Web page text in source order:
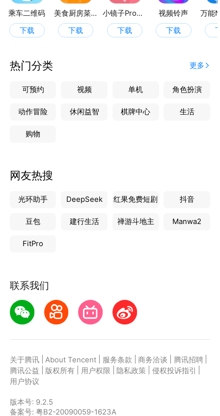
乘车二维码
下载
美食厨房菜谱
下载
小镜子Pro美妆自拍
下载
视频铃声
下载
热门分类 更多
可预约 视频 单机 角色扮演
动作冒险 休闲益智 棋牌中心 生活
购物
网友热搜
光环助手 DeepSeek 红果免费短剧 抖音
豆包 建行生活 禅游斗地主 Manwa2
FitPro
联系我们
关于腾讯 About Tencent 服务条款 商务洽谈 腾讯招聘
腾讯公益
版权所有 用户权限 隐私政策 侵权投诉指引
用户协议
版本号: 9.2.5
备案号: 粤B2-20090059-1623A